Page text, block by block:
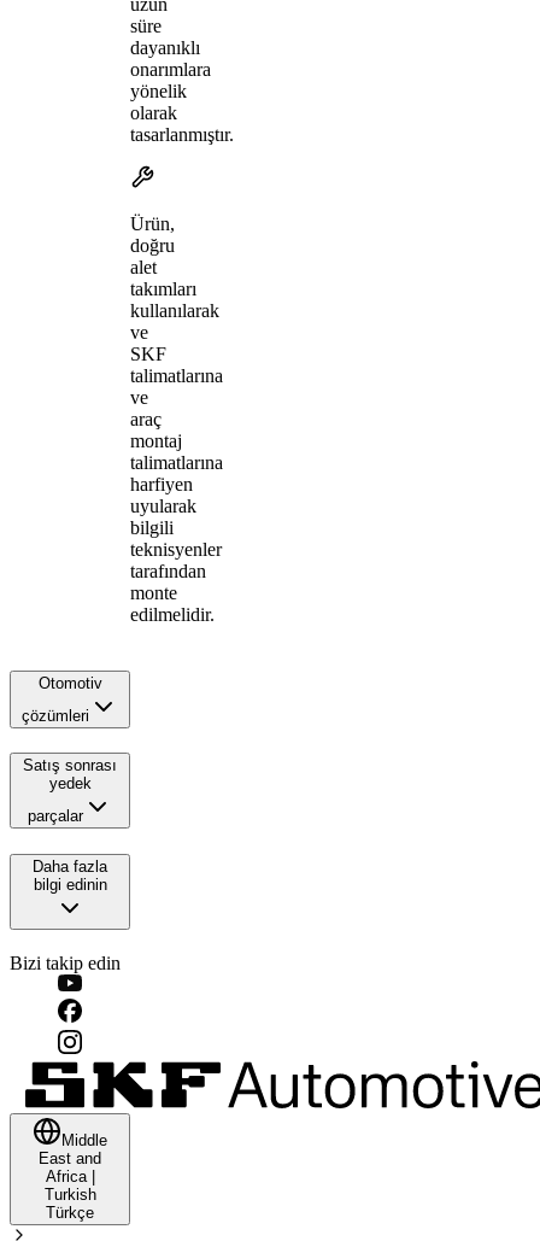
süre
dayanıklı
onarımlara
yönelik
olarak
tasarlanmıştır.
Ürün,
doğru
alet
takımları
kullanılarak
ve
SKF
talimatlarına
ve
araç
montaj
talimatlarına
harfiyen
uyularak
bilgili
teknisyenler
tarafından
monte
edilmelidir.
Otomotiv
çözümleri
Satış sonrası
yedek
parçalar
Daha fazla
bilgi edinin
Bizi takip edin
Middle
East and
Africa|
Turkish
Türkçe